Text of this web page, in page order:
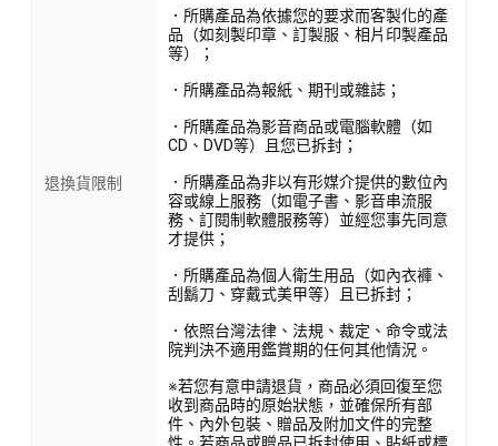
退換貨限制
．所購產品為依據您的要求而客製化的產
品（如刻製印章、訂製服、相片印製產品
等）；
．所購產品為報紙、期刊或雜誌；
．所購產品為影音商品或電腦軟體（如
CD、DVD等）且您已拆封；
．所購產品為非以有形媒介提供的數位內
容或線上服務（如電子書、影音串流服
務、訂閱制軟體服務等）並經您事先同意
才提供；
．所購產品為個人衛生用品（如內衣褲、
刮鬍刀、穿戴式美甲等）且已拆封；
．依照台灣法律、法規、裁定、命令或法
院判決不適用鑑賞期的任何其他情況。
※若您有意申請退貨，商品必須回復至您
收到商品時的原始狀態，並確保所有部
件、內外包裝、贈品及附加文件的完整